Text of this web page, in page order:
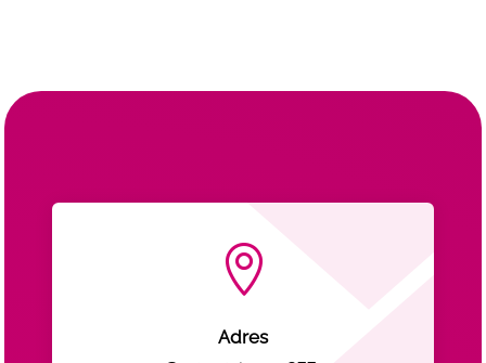

Adres